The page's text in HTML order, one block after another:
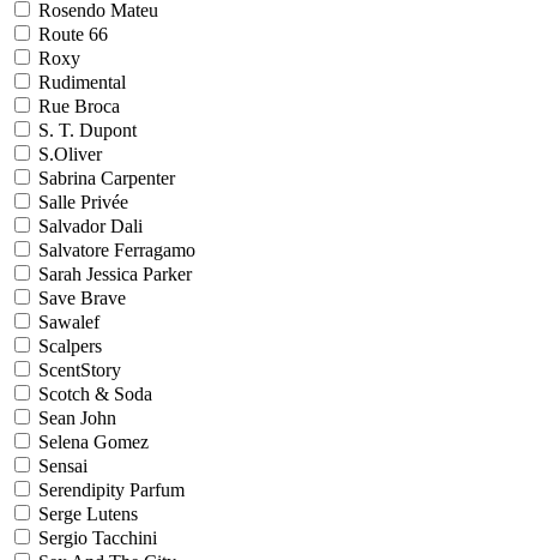
Rosendo Mateu
Route 66
Roxy
Rudimental
Rue Broca
S. T. Dupont
S.Oliver
Sabrina Carpenter
Salle Privée
Salvador Dali
Salvatore Ferragamo
Sarah Jessica Parker
Save Brave
Sawalef
Scalpers
ScentStory
Scotch & Soda
Sean John
Selena Gomez
Sensai
Serendipity Parfum
Serge Lutens
Sergio Tacchini